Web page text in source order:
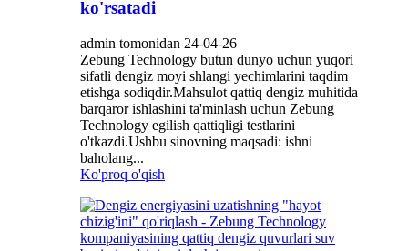
ko'rsatadi
admin tomonidan 24-04-26
Zebung Technology butun dunyo uchun yuqori
sifatli dengiz moyi shlangi yechimlarini taqdim
etishga sodiqdir.Mahsulot qattiq dengiz muhitida
barqaror ishlashini ta'minlash uchun Zebung
Technology egilish qattiqligi testlarini
o'tkazdi.Ushbu sinovning maqsadi: ishni
baholang...
Ko'proq o'qish